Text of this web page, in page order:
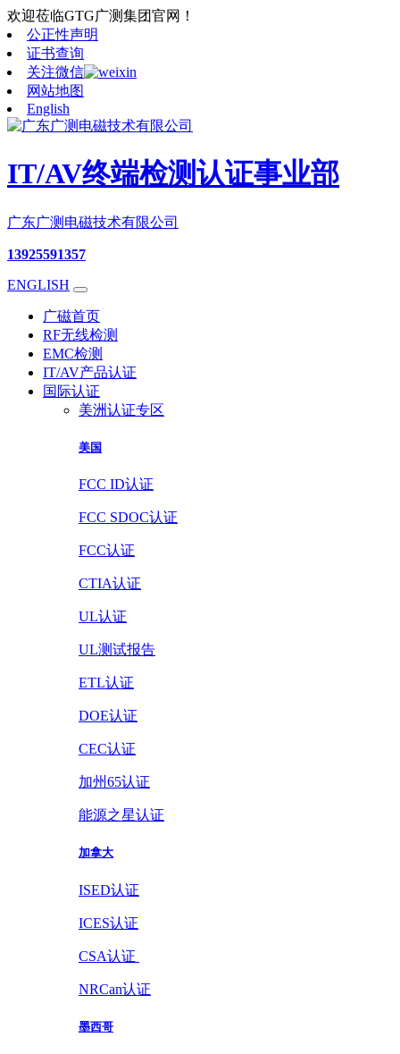
欢迎莅临GTG广测集团官网！
公正性声明
证书查询
关注微信
网站地图
English
IT/AV终端检测认证事业部
广东广测电磁技术有限公司
13925591357
ENGLISH
广磁首页
RF无线检测
EMC检测
IT/AV产品认证
国际认证
美洲认证专区
美国
FCC ID认证
FCC SDOC认证
FCC认证
CTIA认证
UL认证
UL测试报告
ETL认证
DOE认证
CEC认证
加州65认证
能源之星认证
加拿大
ISED认证
ICES认证
CSA认证
NRCan认证
墨西哥